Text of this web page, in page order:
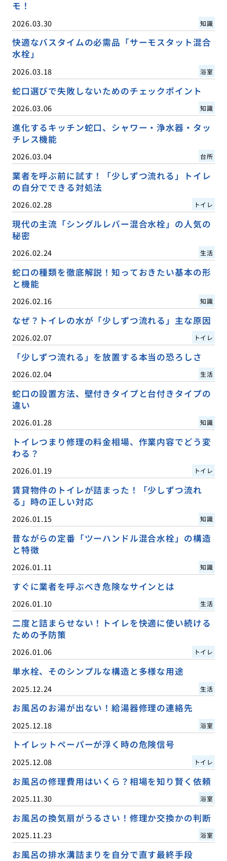
モ！
2026.03.30 知識
快適なバスタイムの必需品「サーモスタット混合
水栓」
2026.03.18 浴室
蛇口選びで失敗しないためのチェックポイント
2026.03.06 知識
進化するキッチン蛇口、シャワー・浄水器・タッ
チレス機能
2026.03.04 台所
業者を呼ぶ前に試す！「少しずつ流れる」トイレ
の自分でできる対処法
2026.02.28 トイレ
現代の主流「シングルレバー混合水栓」の人気の
秘密
2026.02.24 生活
蛇口の種類を徹底解説！知っておきたい基本の形
と機能
2026.02.16 知識
なぜ？トイレの水が「少しずつ流れる」主な原因
2026.02.07 トイレ
「少しずつ流れる」を放置する本当の恐ろしさ
2026.02.04 生活
蛇口の設置方法、壁付きタイプと台付きタイプの
違い
2026.01.28 知識
トイレつまり修理の料金相場、作業内容でどう変
わる？
2026.01.19 トイレ
賃貸物件のトイレが詰まった！「少しずつ流れ
る」時の正しい対応
2026.01.15 知識
昔ながらの定番「ツーハンドル混合水栓」の構造
と特徴
2026.01.11 知識
すぐに業者を呼ぶべき危険なサインとは
2026.01.10 生活
二度と詰まらせない！トイレを快適に使い続ける
ための予防策
2026.01.06 トイレ
単水栓、そのシンプルな構造と多様な用途
2025.12.24 生活
お風呂のお湯が出ない！給湯器修理の連絡先
2025.12.18 浴室
トイレットペーパーが浮く時の危険信号
2025.12.08 トイレ
お風呂の修理費用はいくら？相場を知り賢く依頼
2025.11.30 浴室
お風呂の換気扇がうるさい！修理か交換かの判断
2025.11.23 浴室
お風呂の排水溝詰まりを自分で直す最終手段